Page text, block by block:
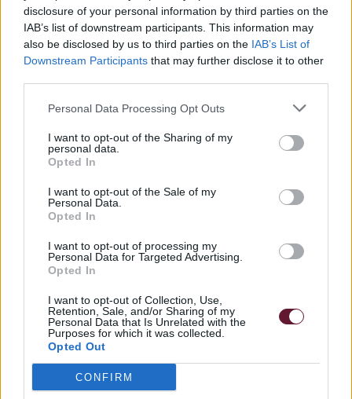
disclosure of your personal information by third parties on the
IAB’s list of downstream participants. This information may
also be disclosed by us to third parties on the IAB’s List of
Downstream Participants that may further disclose it to other
Personal Data Processing Opt Outs
I want to opt-out of the Sharing of my
personal data.
Opted In
I want to opt-out of the Sale of my
Personal Data.
Opted In
I want to opt-out of processing my
Personal Data for Targeted Advertising.
Opted In
I want to opt-out of Collection, Use,
Retention, Sale, and/or Sharing of my
Personal Data that Is Unrelated with the
Purposes for which it was collected.
Opted Out
CONFIRM
σπουδών είναι κρατικά αναγνωρισμένοι).
Τάξεις
Εξετάσεις
Δευτέρα- Παρασκευή 10:00- 22:00
Σάββατο 9:00- 14:00
Πληροφορίες
Σχετικά με εμάς
Κανονισμός Σχολής